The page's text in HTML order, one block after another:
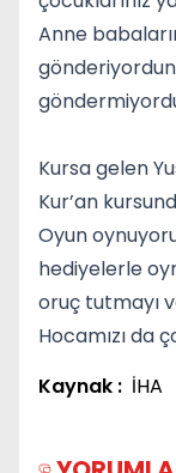
Anne
Kursa gelen
Kur’an
Oyun
hediyelerle
oruç tutmayı
Hocamızı da
Kaynak : İHA